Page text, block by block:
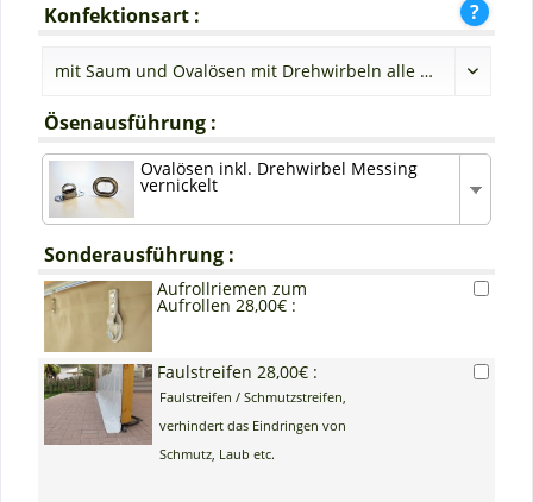
Konfektionsart :
Ösenausführung :
Ovalösen inkl. Drehwirbel Messing
vernickelt
Sonderausführung :
Aufrollriemen zum
Aufrollen 28,00€ :
Faulstreifen 28,00€ :
Faulstreifen / Schmutzstreifen,
verhindert das Eindringen von
Schmutz, Laub etc.